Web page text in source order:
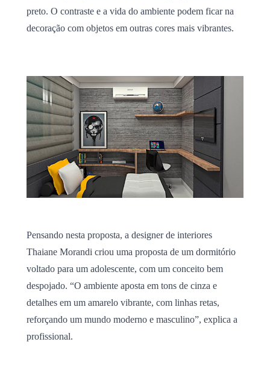
preto. O contraste e a vida do ambiente podem ficar na
decoração com objetos em outras cores mais vibrantes.
Pensando nesta proposta, a designer de interiores
Thaiane Morandi criou uma proposta de um dormitório
voltado para um adolescente, com um conceito bem
despojado. “O ambiente aposta em tons de cinza e
detalhes em um amarelo vibrante, com linhas retas,
reforçando um mundo moderno e masculino”, explica a
profissional.